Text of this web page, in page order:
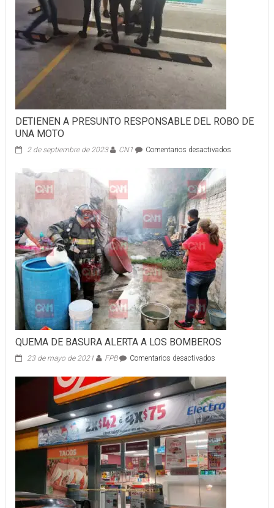
DETIENEN A PRESUNTO RESPONSABLE DEL ROBO DE
UNA MOTO
2 de septiembre de 2023 CN1 Comentarios desactivadosen
QUEMA DE BASURA ALERTA A LOS BOMBEROS
23 de mayo de 2021 FPB Comentarios desactivadosen
DE
BASURA
ALERTA
A
LOS
BOMBEROS